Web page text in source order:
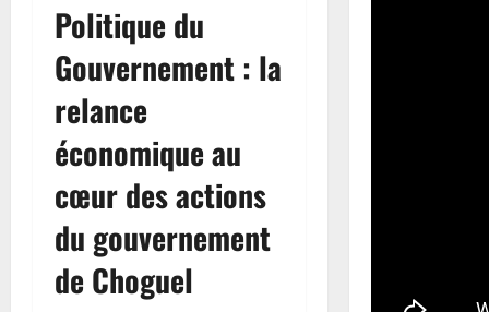
Politique du
Gouvernement : la
relance
économique au
cœur des actions
du gouvernement
de Choguel